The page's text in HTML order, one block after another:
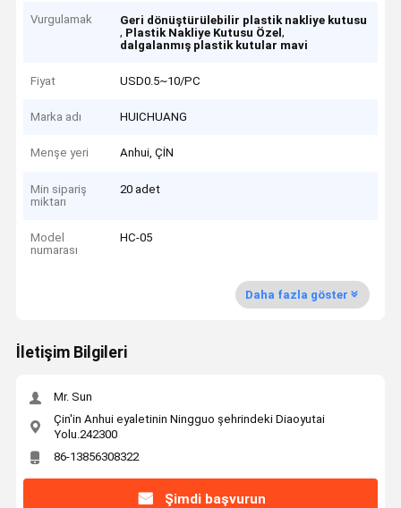
Vurgulamak
Geri dönüştürülebilir plastik nakliye kutusu
, Plastik Nakliye Kutusu Özel,
dalgalanmış plastik kutular mavi
Fiyat USD0.5~10/PC
Marka adı HUICHUANG
Menşe yeri Anhui, ÇİN
Min sipariş
miktarı
20 adet
Model
numarası
HC-05
Daha fazla göster
İletişim Bilgileri
Mr. Sun
Çin'in Anhui eyaletinin Ningguo şehrindeki Diaoyutai
Yolu.242300
86-13856308322
Şimdi başvurun